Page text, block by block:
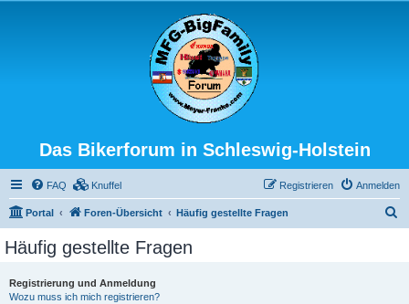
Das Bikerforum in Schleswig-Holstein
FAQ Knuffel Anmelden
Registrieren
Portal Foren-Übersicht Häufig gestellte Fragen
Häufig gestellte Fragen
Registrierung und Anmeldung
Wozu muss ich mich registrieren?